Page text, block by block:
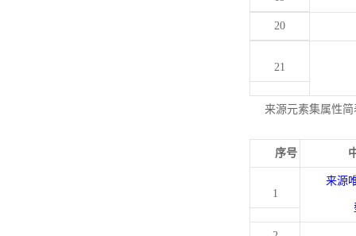
20
21
来源元素集属性简
序号
1
来源